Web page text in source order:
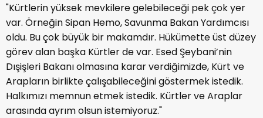
"Kürtlerin yüksek mevkilere gelebileceği pek çok yer
var. Örneğin Sipan Hemo, Savunma Bakan Yardımcısı
oldu. Bu çok büyük bir makamdır. Hükümette üst düzey
görev alan başka Kürtler de var. Esed Şeybani’nin
Dışişleri Bakanı olmasına karar verdiğimizde, Kürt ve
Arapların birlikte çalışabileceğini göstermek istedik.
Halkımızı memnun etmek istedik. Kürtler ve Araplar
arasında ayrım olsun istemiyoruz."